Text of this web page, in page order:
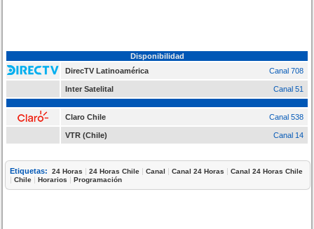
Disponibilidad
DirecTV Latinoamérica
Canal 708
Inter Satelital Canal 51
Claro Chile Canal 538
VTR (Chile) Canal 14
Etiquetas: 24 Horas |24 Horas Chile |Canal |Canal 24 Horas |Canal 24 Horas Chile
|Chile |Horarios |Programación